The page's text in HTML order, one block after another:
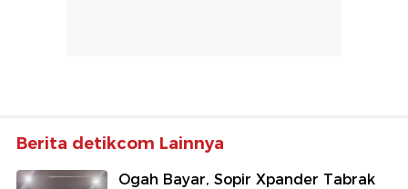
Berita detikcom Lainnya
Ogah Bayar, Sopir Xpander Tabrak